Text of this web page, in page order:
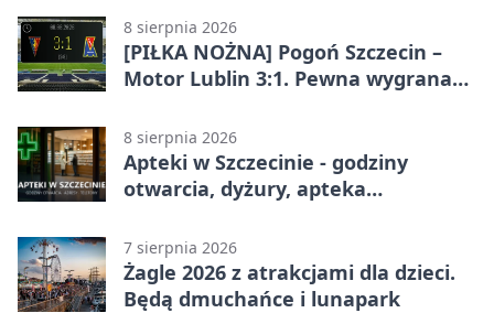
8 sierpnia 2026
[PIŁKA NOŻNA] Pogoń Szczecin –
Motor Lublin 3:1. Pewna wygrana
8 sierpnia 2026
Apteki w Szczecinie - godziny
otwarcia, dyżury, apteka
7 sierpnia 2026
Żagle 2026 z atrakcjami dla dzieci.
Będą dmuchańce i lunapark